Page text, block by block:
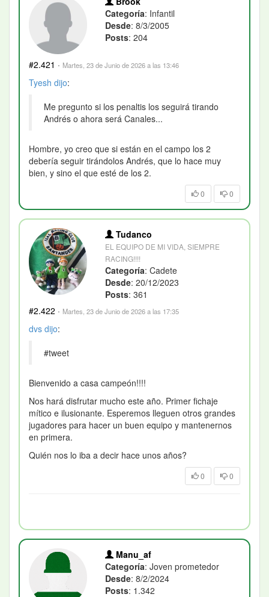
Categoría: Infantil
Desde: 8/3/2005
Posts: 204
#2.421 · Martes, 23 de Junio de 2026 a las 13:46
Tyesh dijo:
Me pregunto si los penaltis los seguirá tirando
Andrés o ahora será Canales...
Hombre, yo creo que si están en el campo los 2
debería seguir tirándolos Andrés, que lo hace muy
bien, y sino el que esté de los 2.
0 0
Tudanco
EL EQUIPO DE MI VIDA, SIEMPRE
RACING!!!!
Categoría: Cadete
Desde: 20/12/2023
Posts: 361
#2.422 · Martes, 23 de Junio de 2026 a las 17:35
dvs dijo:
#tweet
Bienvenido a casa campeón!!!!
Nos hará disfrutar mucho este año. Primer fichaje
mítico e ilusionante. Esperemos lleguen otros grandes
jugadores para hacer un buen equipo y mantenernos
en primera.
Quién nos lo iba a decir hace unos años?
0 0
Manu_af
Categoría: Joven prometedor
Desde: 8/2/2024
Posts: 1.342